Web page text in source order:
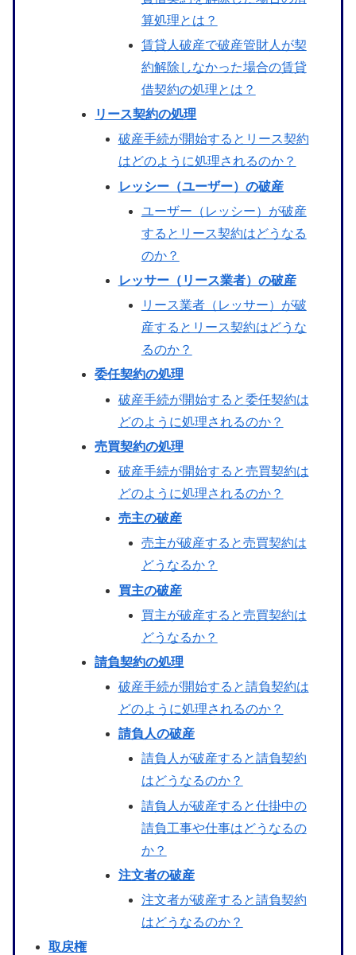
算処理とは？
賃貸人破産で破産管財人が契
約解除しなかった場合の賃貸
借契約の処理とは？
リース契約の処理
破産手続が開始するとリース契約
はどのように処理されるのか？
レッシー（ユーザー）の破産
ユーザー（レッシー）が破産
するとリース契約はどうなる
のか？
レッサー（リース業者）の破産
リース業者（レッサー）が破
産するとリース契約はどうな
るのか？
委任契約の処理
破産手続が開始すると委任契約は
どのように処理されるのか？
売買契約の処理
破産手続が開始すると売買契約は
どのように処理されるのか？
売主の破産
売主が破産すると売買契約は
どうなるか？
買主の破産
買主が破産すると売買契約は
どうなるか？
請負契約の処理
破産手続が開始すると請負契約は
どのように処理されるのか？
請負人の破産
請負人が破産すると請負契約
はどうなるのか？
請負人が破産すると仕掛中の
請負工事や仕事はどうなるの
か？
注文者の破産
注文者が破産すると請負契約
はどうなるのか？
取戻権